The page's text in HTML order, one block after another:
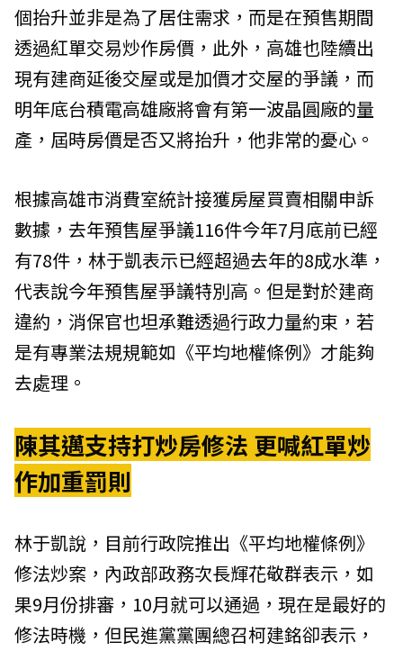
個抬升並非是為了居住需求，而是在預售期間
透過紅單交易炒作房價，此外，高雄也陸續出
現有建商延後交屋或是加價才交屋的爭議，而
明年底台積電高雄廠將會有第一波晶圓廠的量
產，屆時房價是否又將抬升，他非常的憂心。
根據高雄市消費室統計接獲房屋買賣相關申訴
數據，去年預售屋爭議116件今年7月底前已經
有78件，林于凱表示已經超過去年的8成水準，
代表說今年預售屋爭議特別高。但是對於建商
違約，消保官也坦承難透過行政力量約束，若
是有專業法規規範如《平均地權條例》才能夠
去處理。
陳其邁支持打炒房修法 更喊紅單炒
作加重罰則
林于凱說，目前行政院推出《平均地權條例》
修法炒案，內政部政務次長輝花敬群表示，如
果9月份排審，10月就可以通過，現在是最好的
修法時機，但民進黨黨團總召柯建銘卻表示，